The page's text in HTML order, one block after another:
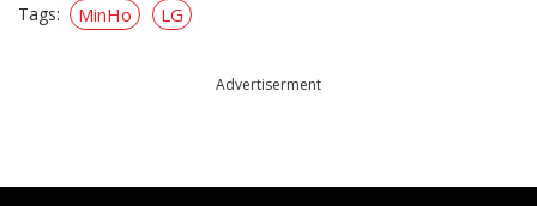
Tags: MinHo LG
Advertiserment